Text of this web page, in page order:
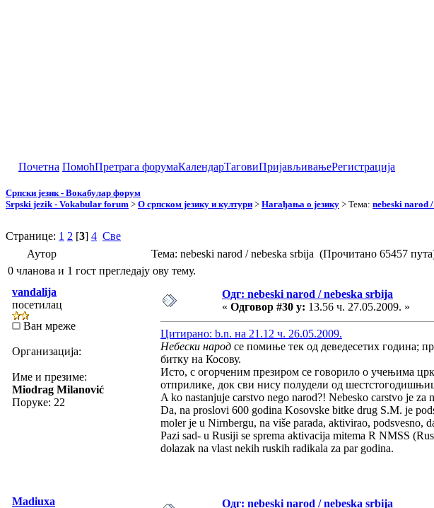
Почетна ПомоћПретрага форумаКалендарТаговиПријављивањеРегистрација
Српски језик - Вокабулар форум
Srpski jezik - Vokabular forum > О српском језику и култури > Нагађања о језику > Тема: nebeski narod
Странице: 1 2 [3] 4 Све
Аутор
Тема: nebeski narod / nebeska srbija (Прочитано 65457
0 чланова и 1 гост прегледају ову тему.
vandalija
посетилац
Ван мреже
Организација:
Име и презиме:
Miodrag Milanović
Поруке: 22
Одг: nebeski narod / nebeska srbija
« Одговор #30 у: 13.56 ч. 27.05.2009. »
Цитирано: b.n. на 21.12 ч. 26.05.2009.
Небески народ се помиње тек од деведесетих година;
битку на Косову.
Исто, с огорченим презиром се говорило о учењима
отприлике, док сви нису полудели од
A ko nastanjuje carstvo nego narod?! Nebesko carstvo je
Da, na proslovi 600 godina Kosovske bitke drug S.M. je
moler je u Nirnbergu, na više parada, aktivirao, podsvesno,
Pazi sad- u Rusiji se sprema aktivacija mitema R NMSS
dolazak na vlast nekih ruskih radikala za par godina.
Madiuxa
Одг: nebeski narod / nebeska srbija